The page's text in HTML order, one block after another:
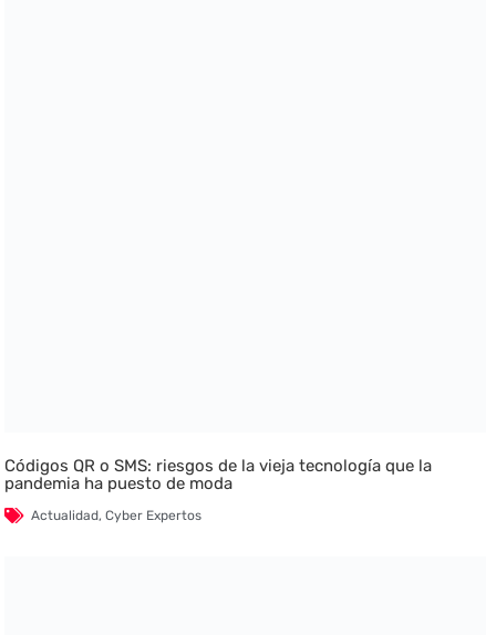
Códigos QR o SMS: riesgos de la vieja tecnología que la
pandemia ha puesto de moda
Actualidad,Cyber Expertos